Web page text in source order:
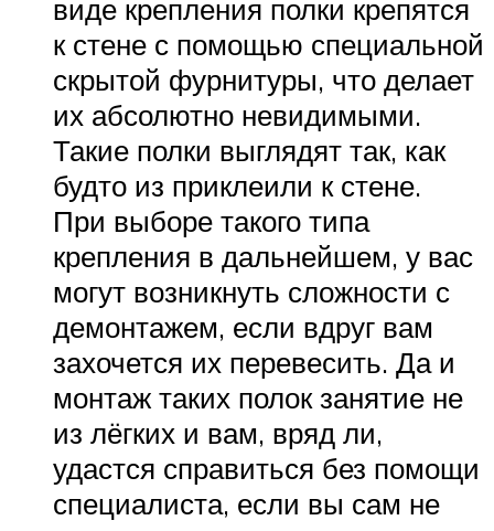
виде крепления полки крепятся
к стене с помощью специальной
скрытой фурнитуры, что делает
их абсолютно невидимыми.
Такие полки выглядят так, как
будто из приклеили к стене.
При выборе такого типа
крепления в дальнейшем, у вас
могут возникнуть сложности с
демонтажем, если вдруг вам
захочется их перевесить. Да и
монтаж таких полок занятие не
из лёгких и вам, вряд ли,
удастся справиться без помощи
специалиста, если вы сам не